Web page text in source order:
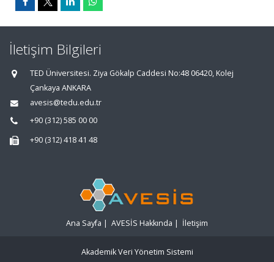
İletişim Bilgileri
TED Üniversitesi. Ziya Gökalp Caddesi No:48 06420, Kolej
Çankaya ANKARA
avesis@tedu.edu.tr
+90 (312) 585 00 00
+90 (312) 418 41 48
Ana Sayfa | AVESİS Hakkında | İletişim
Akademik Veri Yönetim Sistemi